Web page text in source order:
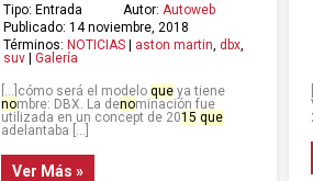
Tipo: Entrada Autor: Autoweb
Publicado: 14 noviembre, 2018
Términos: NOTICIAS| aston martin dbx,
suv| Galería
[…]cómo será el modelo queya tiene
nombre: DBX. La denominación fue
utilizada en un concept de 2015 que
adelantaba […]
Ver Más »